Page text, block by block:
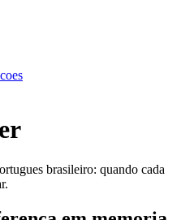
brasileiro: quando cada